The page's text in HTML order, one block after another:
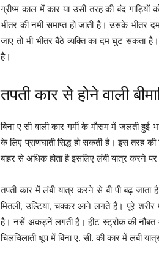
ग्रीष्म काल में कार या उसी तरह की बंद
भीतर की नमी समाप्त हो जाती है। उसके
जाए तो भी भीतर बैठे व्यक्ति का दम घुट सकता
है।
तपती कार से होने वाली
बिना ए सी वाली कार गर्मी के मौसम में जलती
के लिए प्राणघाती सिद्ध हो सकती है। इस तरह
बाहर से अधिक होता है इसलिए लंबी यात्र करने
तपती कार में लंबी यात्र करने से बी पी बढ़ जाता
मितली, उल्टियां, चक्कर आने लगते है। पूरे शरीर
है। नसें अकड़नें लगती हैं। हीट स्ट्रोक की नौबत
चिलचिलाती धूप में बिना ए. सी. की कार में लंबी